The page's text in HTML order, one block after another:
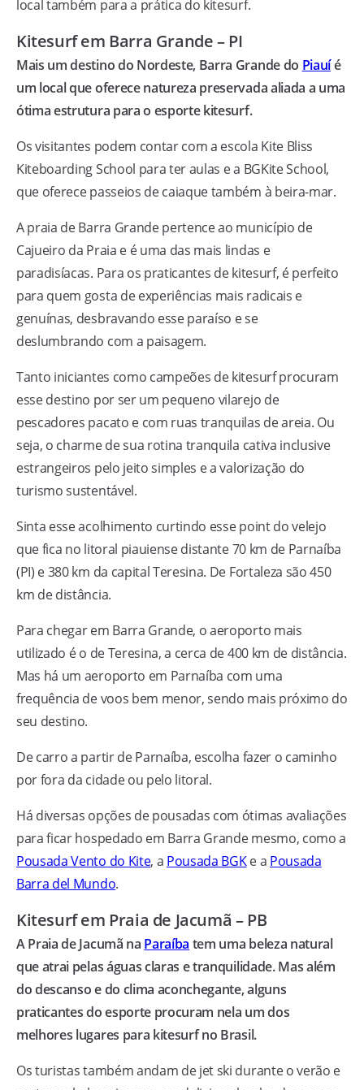
local também para a prática do kitesurf.
Kitesurf em Barra Grande – PI
Mais um destino do Nordeste, Barra Grande do Piauíé
um local que oferece natureza preservada aliada a uma
ótima estrutura para o esporte kitesurf.
Os visitantes podem contar com a escola Kite Bliss
Kiteboarding School para ter aulas e a BGKite School,
que oferece passeios de caiaque também à beira-mar.
A praia de Barra Grande pertence ao município de
Cajueiro da Praia e é uma das mais lindas e
paradisíacas. Para os praticantes de kitesurf, é perfeito
para quem gosta de experiências mais radicais e
genuínas, desbravando esse paraíso e se
deslumbrando com a paisagem.
Tanto iniciantes como campeões de kitesurf procuram
esse destino por ser um pequeno vilarejo de
pescadores pacato e com ruas tranquilas de areia. Ou
seja, o charme de sua rotina tranquila cativa inclusive
estrangeiros pelo jeito simples e a valorização do
turismo sustentável.
Sinta esse acolhimento curtindo esse point do velejo
que fica no litoral piauiense distante 70 km de Parnaíba
(PI) e 380 km da capital Teresina. De Fortaleza são 450
km de distância.
Para chegar em Barra Grande, o aeroporto mais
utilizado é o de Teresina, a cerca de 400 km de distância.
Mas há um aeroporto em Parnaíba com uma
frequência de voos bem menor, sendo mais próximo do
seu destino.
De carro a partir de Parnaíba, escolha fazer o caminho
por fora da cidade ou pelo litoral.
Há diversas opções de pousadas com ótimas avaliações
para ficar hospedado em Barra Grande mesmo, como a
Pousada Vento do Kite, a Pousada BGKe a Pousada
Barra del Mundo.
Kitesurf em Praia de Jacumã – PB
A Praia de Jacumã na Paraíba tem uma beleza natural
que atrai pelas águas claras e tranquilidade. Mas além
do descanso e do clima aconchegante, alguns
praticantes do esporte procuram nela um dos
melhores lugares para kitesurf no Brasil.
Os turistas também andam de jet ski durante o verão e